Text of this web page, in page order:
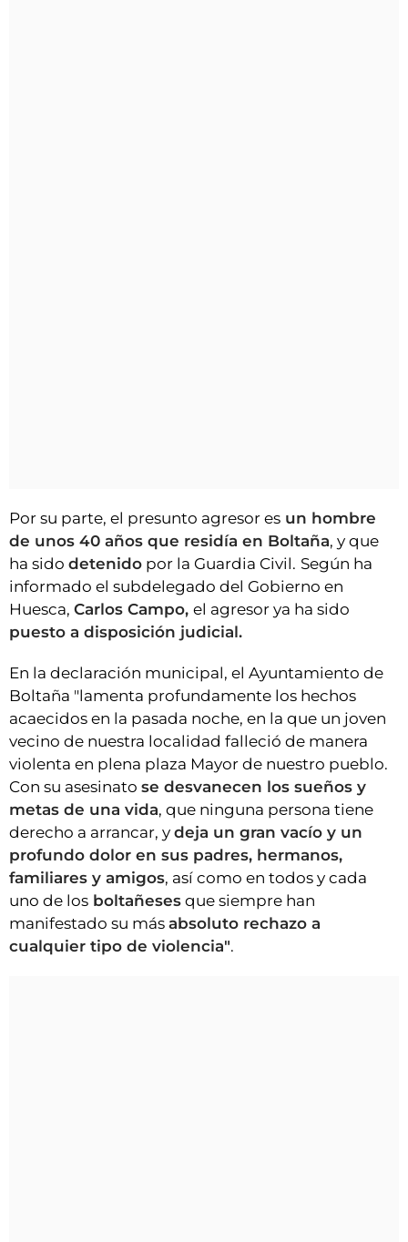
Por su parte, el presunto agresor es un hombre
de unos 40 años que residía en Boltaña, y que
ha sido detenido por la Guardia Civil. Según ha
informado el subdelegado del Gobierno en
Huesca, Carlos Campo, el agresor ya ha sido
puesto a disposición judicial.
En la declaración municipal, el Ayuntamiento de
Boltaña "lamenta profundamente los hechos
acaecidos en la pasada noche, en la que un joven
vecino de nuestra localidad falleció de manera
violenta en plena plaza Mayor de nuestro pueblo.
Con su asesinato se desvanecen los sueños y
metas de una vida, que ninguna persona tiene
derecho a arrancar, y deja un gran vacío y un
profundo dolor en sus padres, hermanos,
familiares y amigos, así como en todos y cada
uno de los boltañeses que siempre han
manifestado su más absoluto rechazo a
cualquier tipo de violencia".